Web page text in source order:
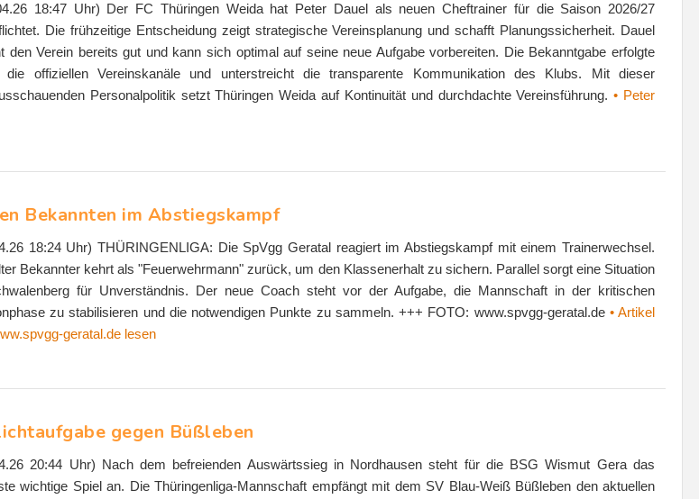
18:47 Uhr) Der FC Thüringen Weida hat Peter Dauel als neuen Cheftrainer für die Saison 2026/27
Die frühzeitige Entscheidung zeigt strategische Vereinsplanung und schafft Planungssicherheit. Dauel
den Verein bereits gut und kann sich optimal auf seine neue Aufgabe vorbereiten. Die Bekanntgabe erfolgte
die offiziellen Vereinskanäle und unterstreicht die transparente Kommunikation des Klubs. Mit dieser
Personalpolitik setzt Thüringen Weida auf Kontinuität und durchdachte Vereinsführung.• Peter
Bekannten im Abstiegskampf
18:24 Uhr) THÜRINGENLIGA: Die SpVgg Geratal reagiert im Abstiegskampf mit einem Trainerwechsel.
Bekannter kehrt als "Feuerwehrmann" zurück, um den Klassenerhalt zu sichern. Parallel sorgt eine Situation
für Unverständnis. Der neue Coach steht vor der Aufgabe, die Mannschaft in der kritischen
zu stabilisieren und die notwendigen Punkte zu sammeln. +++ FOTO: www.spvgg-geratal.de • Artikel
geratal.de lesen
gegen Büßleben
20:44 Uhr) Nach dem befreienden Auswärtssieg in Nordhausen steht für die BSG Wismut Gera das
wichtige Spiel an. Die Thüringenliga-Mannschaft empfängt mit dem SV Blau-Weiß Büßleben den aktuellen